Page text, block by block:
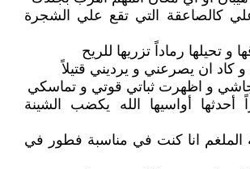
كالصاعقة التي تقع علي الشجرة
و تحيلها رماداً تزريها للريح
كاد ان يصرعني و يرديني قتيلاً
و اظهرت ثباتي قوتي و تماسكي
أواسيها الله يكضب الشينة
الملغم انا كنت في مناسبة فطور في